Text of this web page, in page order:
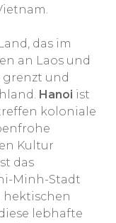
das im
an Laos und
grenzt und
Hanoi ist
koloniale
Kultur
das
Minh-Stadt
hektischen
lebhafte